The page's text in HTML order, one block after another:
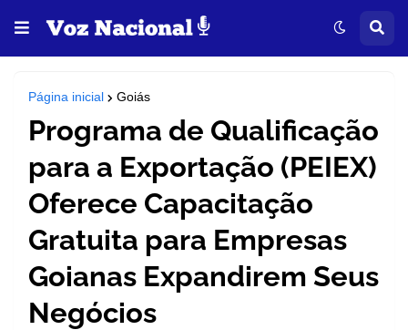
Página inicial Goiás
Programa de Qualificação
para a Exportação (PEIEX)
Oferece Capacitação
Gratuita para Empresas
Goianas Expandirem Seus
Negócios